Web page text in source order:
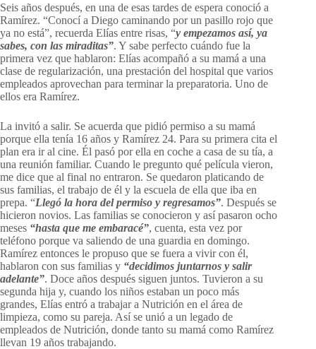
Seis años después, en una de esas tardes de espera conoció a
Ramírez. “Conocí a Diego caminando por un pasillo rojo que
ya no está”, recuerda Elías entre risas, “y empezamos así, ya
sabes, con las miraditas”. Y sabe perfecto cuándo fue la
primera vez que hablaron: Elías acompañó a su mamá a una
clase de regularización, una prestación del hospital que varios
empleados aprovechan para terminar la preparatoria. Uno de
ellos era Ramírez.
La invitó a salir. Se acuerda que pidió permiso a su mamá
porque ella tenía 16 años y Ramírez 24. Para su primera cita el
plan era ir al cine. Él pasó por ella en coche a casa de su tía, a
una reunión familiar. Cuando le pregunto qué película vieron,
me dice que al final no entraron. Se quedaron platicando de
sus familias, el trabajo de él y la escuela de ella que iba en
prepa. “Llegó la hora del permiso y regresamos”. Después se
hicieron novios. Las familias se conocieron y así pasaron ocho
meses “hasta que me embaracé”, cuenta, esta vez por
teléfono porque va saliendo de una guardia en domingo.
Ramírez entonces le propuso que se fuera a vivir con él,
hablaron con sus familias y “decidimos juntarnos y salir
adelante”. Doce años después siguen juntos. Tuvieron a su
segunda hija y, cuando los niños estaban un poco más
grandes, Elías entró a trabajar a Nutrición en el área de
limpieza, como su pareja. Así se unió a un legado de
empleados de Nutrición, donde tanto su mamá como Ramírez
llevan 19 años trabajando.